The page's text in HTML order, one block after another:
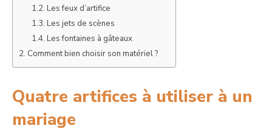
Les feux d’artifice
Les jets de scènes
Les fontaines à gâteaux
Comment bien choisir son matériel ?
Quatre artifices à utiliser à un
mariage